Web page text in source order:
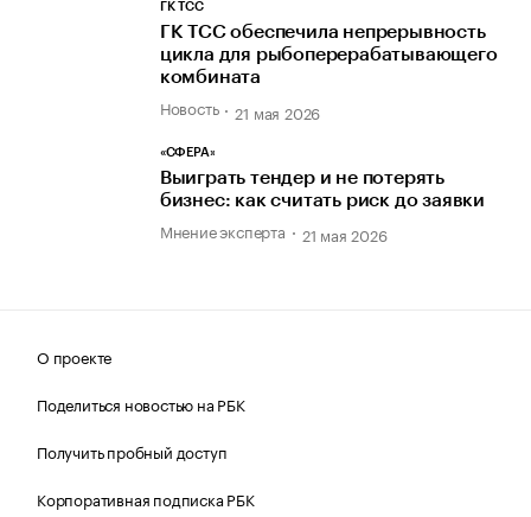
ГК ТСС
ГК ТСС обеспечила непрерывность
цикла для рыбоперерабатывающего
комбината
Новость 21 мая 2026
«СФЕРА»
Выиграть тендер и не потерять
бизнес: как считать риск до заявки
Мнение эксперта 21 мая 2026
О проекте
Поделиться новостью на РБК
Получить пробный доступ
Корпоративная подписка РБК